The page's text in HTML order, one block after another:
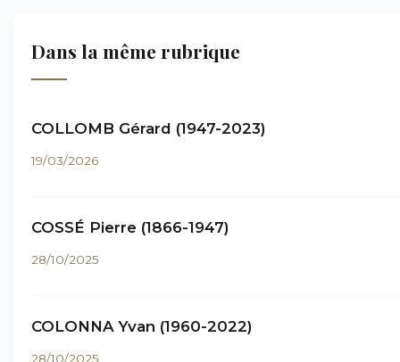
Dans la même rubrique
COLLOMB Gérard (1947-2023)
19/03/2026
COSSÉ Pierre (1866-1947)
28/10/2025
COLONNA Yvan (1960-2022)
28/10/2025